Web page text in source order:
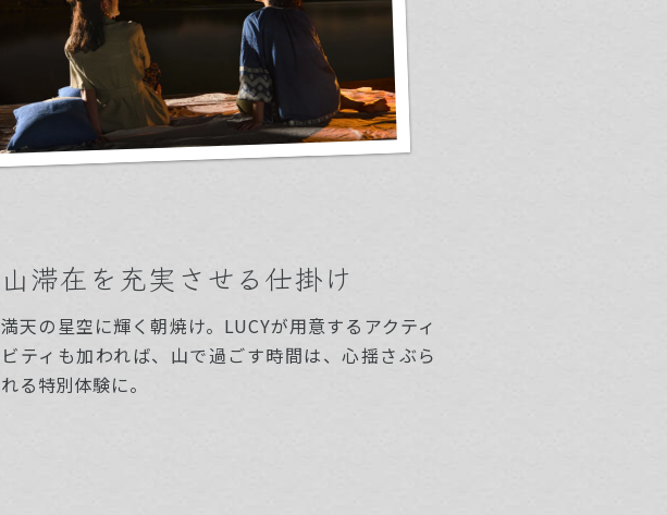
山滞在を充実させる仕掛け
満天の星空に輝く朝焼け。LUCYが用意するアクティ
ビティも加われば、山で過ごす時間は、心揺さぶら
れる特別体験に。